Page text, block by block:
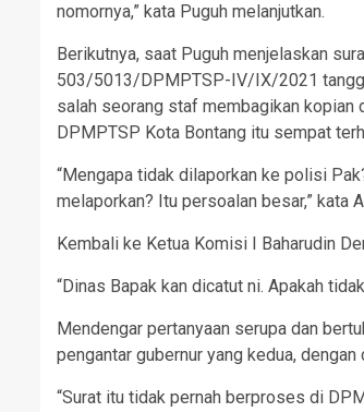
nomornya,” kata Puguh melanjutkan.
Berikutnya, saat Puguh menjelaskan
503/5013/DPMPTSP-IV/IX/2021
salah seorang staf membagikan kopian
DPMPTSP Kota Bontang itu sempat
“Mengapa tidak dilaporkan ke polisi
melaporkan? Itu persoalan besar,” kata
Kembali ke Ketua Komisi I Baharudin
“Dinas Bapak kan dicatut ni. Apakah
Mendengar pertanyaan serupa dan
pengantar gubernur yang kedua,
“Surat itu tidak pernah berproses di